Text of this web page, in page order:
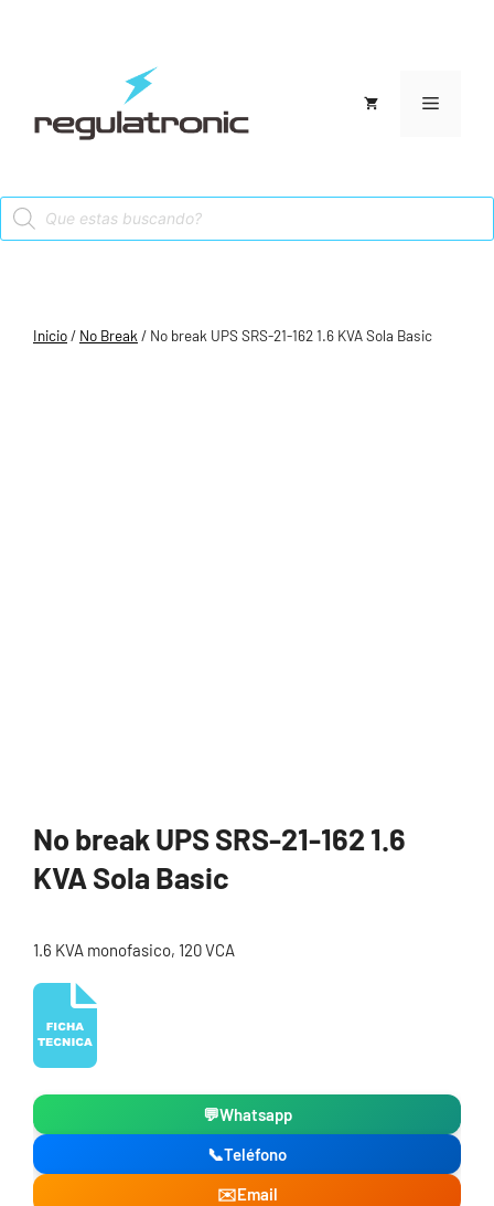
Menú
Products
search
Inicio/ No Break / No break UPS SRS-21-162 1.6 KVA Sola Basic
No break UPS SRS-21-162 1.6
KVA Sola Basic
1.6 KVA monofasico, 120 VCA
💬Whatsapp
📞Teléfono
✉️Email